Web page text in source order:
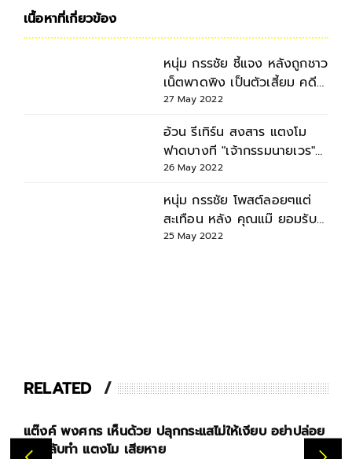
เนื้อหาที่เกี่ยวข้อง
หนุ่ม กรรชัย ชี้แจง หลังถูกชาว
เน็ตพาดพิง เป็นตัวเสี้ยม คดี
แตงโม ให้คนตีกัน
27 May 2022
อ้วน รีเทิร์น สงสาร แตงโม
ฟาดบางที "เจ้ากรรมนายเวร"
มาในรูปแบบ "ผู้ให้กำเนิด"
26 May 2022
หนุ่ม กรรชัย โพสต์ลอยๆแต่
สะเทือน หลัง คุณแม๊ ยอมรับ
ส่งมือถือ แตงโม ให้ บังแจ็ค
25 May 2022
RELATED
หนุ่ม กรรชัย ชี้แจง หลังถูกชาวเน็ตพาดพิง เป็นตัวเสี้ยม
คดีแตงโม ให้คนตีกัน